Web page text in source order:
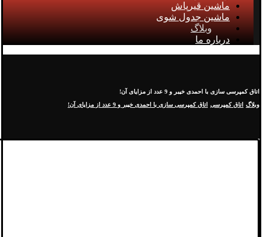
ماشین قیرپاش
ماشین جدول شوی
وبلاگ
درباره ما
اتاق کمپرسی سازی با احمدی خیبر و 9 عدد از مزایای آن!
وبلاگ اتاق کمپرسی اتاق کمپرسی سازی با احمدی خیبر و 9 عدد از مزایای آن!